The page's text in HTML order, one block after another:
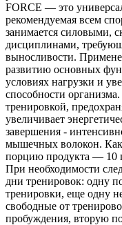
FORCE — это
рекомендуемая всем
занимается силовыми,
дисциплинами,
выносливости.
развитию основных
условиях нагрузки и
способности
тренировкой,
увеличивает
завершения -
мышечных волокон.
порцию продукта — 10
При необходимости
дни тренировок: одну
тренировки, еще одну
свободные от
пробуждения, вторую